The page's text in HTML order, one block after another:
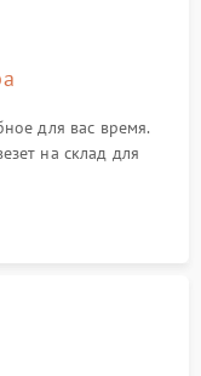
для вас время.
на склад для